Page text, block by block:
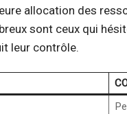
allocation des
sont ceux qui
leur contrôle.